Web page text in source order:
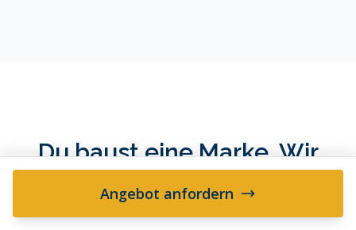
Du baust eine Marke. Wir
packen sie.
Angebot anfordern